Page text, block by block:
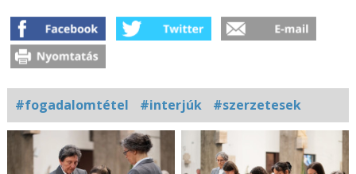
#fogadalomtétel #interjúk #szerzetesek
Kapcsolódó
fotógaléria